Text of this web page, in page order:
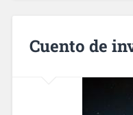
Cuento de